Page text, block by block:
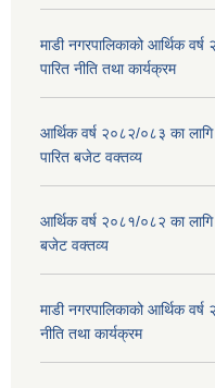
माडी नगरपालिकाको आर्थिक
पारित नीति तथा कार्यक्रम
आर्थिक वर्ष २०८२/०८३ का लागि
पारित बजेट वक्तव्य
आर्थिक वर्ष २०८१/०८२ का लागि
बजेट वक्तव्य
माडी नगरपालिकाको आर्थिक
नीति तथा कार्यक्रम